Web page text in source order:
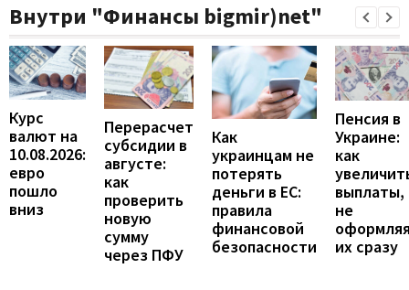
Внутри "Финансы bigmir)net"
Курс
валют на
10.08.2026:
евро
пошло
вниз
Перерасчет
субсидии в
августе:
как
проверить
новую
сумму
через ПФУ
Как
украинцам не
потерять
деньги в ЕС:
правила
финансовой
безопасности
Пенсия в
Украине:
как
выплаты,
не
их сразу